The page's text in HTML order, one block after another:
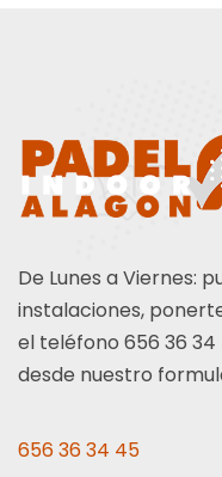
De Lunes a Viernes:
instalaciones,
el teléfono 656 36
desde nuestro
656 36 34 45